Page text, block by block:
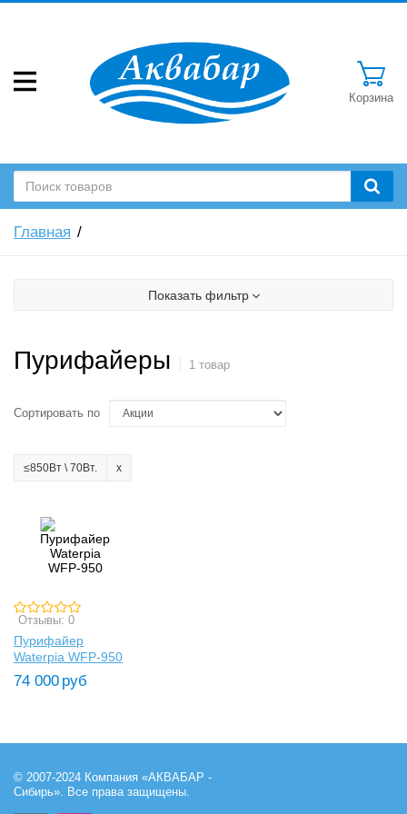
Корзина
Главная
Показать фильтр
Пурифайеры 1 товар
Сортировать по
≤850Вт \ 70Вт.
Отзывы: 0
Пурифайер
Waterpia WFP-950
74 000 руб
© 2007-2024 Компания «АКВАБАР -
Сибирь». Все права защищены.